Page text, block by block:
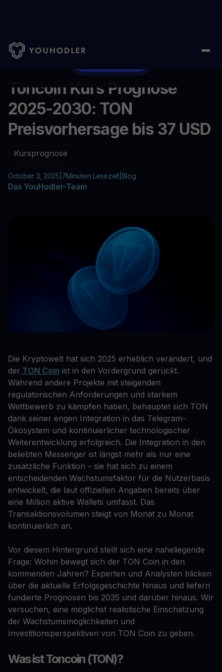
Home Blog/ Toncoin Kurs Prognose 2025-2030: TON
Toncoin Kurs Prognose
2025-2030: TON
Preisvorhersage bis 37 USD
Kursprognose
October 3, 2025 7Minuten Lesezeit| Blog
Das YouHodler-Team
Die Kryptowelt hat sich 2025 erheblich verändert, und
der TON Coin ist in den Vordergrund gerückt.
Während andere Projekte mit steigenden
regulatorischen Anforderungen und starkem
Wettbewerb zu kämpfen haben, behauptet sich TON
dank seiner engen Integration in das Telegram-
Ökosystem und kontinuierlicher technologischer
Weiterentwicklung erfolgreich. Die Integration in den
beliebten Messenger ist längst mehr als nur eine
zusätzliche Funktion – sie hat sich zu einem
entscheidenden Wachstumsfaktor für die Nutzerbasis
entwickelt, die laut offiziellen Angaben bereits über
eine Million aktive Wallets umfasst. Das
Transaktionsvolumen steigt von Monat zu Monat
kontinuierlich an.
Vor diesem Hintergrund stellt sich eine naheliegende
Frage: Wohin bewegt sich der TON Coin in den
kommenden Jahren? Experten und Analysten blicken
über die aktuelle Erfolgsgeschichte hinaus und liefern
fundierte Prognosen bis 2035 und darüber hinaus. Wir
versuchen, eine möglichst realistische Einschätzung
der Wachstumsmöglichkeiten und
Investitionsperspektiven von TON Coin zu geben.
Was ist Toncoin (TON)?